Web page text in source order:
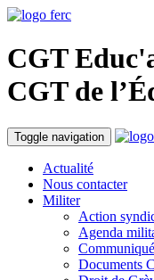
CGT
CGT de
Toggle navigation
Actualité
Nous contacter
Militer
Action
Agenda
Documents